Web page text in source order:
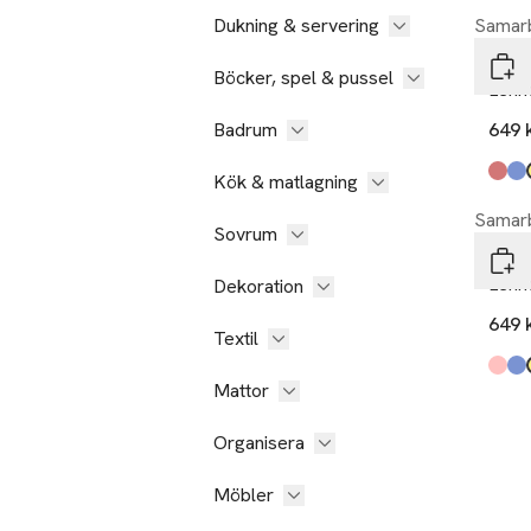
Dukning & servering
Böcker, spel & pussel
Badrum
Kök & matlagning
Sovrum
Dekoration
Textil
Mattor
Organisera
Möbler
CO
649
inky
grå,
CO
649
inky
grå,